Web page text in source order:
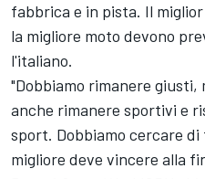
fabbrica e in pista. Il
la migliore moto devono
l'italiano.
"Dobbiamo rimanere
anche rimanere sportivi e
sport. Dobbiamo cercare
migliore deve vincere alla